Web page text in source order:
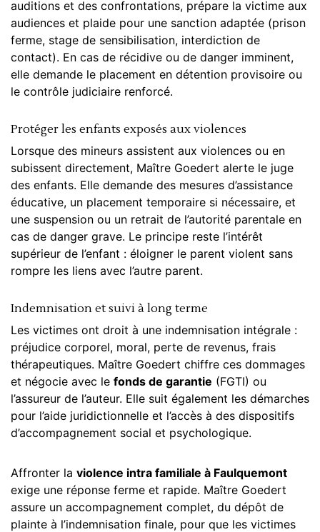
auditions et des confrontations, prépare la victime aux
audiences et plaide pour une sanction adaptée (prison
ferme, stage de sensibilisation, interdiction de
contact). En cas de récidive ou de danger imminent,
elle demande le placement en détention provisoire ou
le contrôle judiciaire renforcé.
Protéger les enfants exposés aux violences
Lorsque des mineurs assistent aux violences ou en
subissent directement, Maître Goedert alerte le juge
des enfants. Elle demande des mesures d’assistance
éducative, un placement temporaire si nécessaire, et
une suspension ou un retrait de l’autorité parentale en
cas de danger grave. Le principe reste l’intérêt
supérieur de l’enfant : éloigner le parent violent sans
rompre les liens avec l’autre parent.
Indemnisation et suivi à long terme
Les victimes ont droit à une indemnisation intégrale :
préjudice corporel, moral, perte de revenus, frais
thérapeutiques. Maître Goedert chiffre ces dommages
et négocie avec le fonds de garantie (FGTI) ou
l’assureur de l’auteur. Elle suit également les démarches
pour l’aide juridictionnelle et l’accès à des dispositifs
d’accompagnement social et psychologique.
Affronter la violence intra familiale à Faulquemont
exige une réponse ferme et rapide. Maître Goedert
assure un accompagnement complet, du dépôt de
plainte à l’indemnisation finale, pour que les victimes